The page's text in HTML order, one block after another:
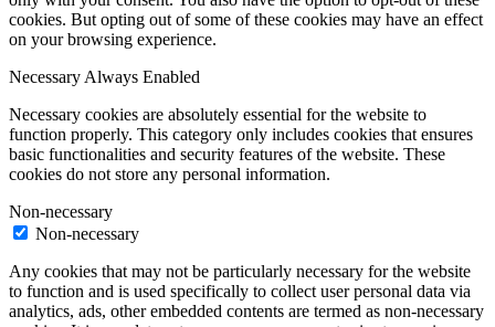
cookies. But opting out of some of these cookies may have an effect
on your browsing experience.
Necessary Always Enabled
Necessary cookies are absolutely essential for the website to
function properly. This category only includes cookies that ensures
basic functionalities and security features of the website. These
cookies do not store any personal information.
Non-necessary
Non-necessary
Any cookies that may not be particularly necessary for the website
to function and is used specifically to collect user personal data via
analytics, ads, other embedded contents are termed as non-necessary